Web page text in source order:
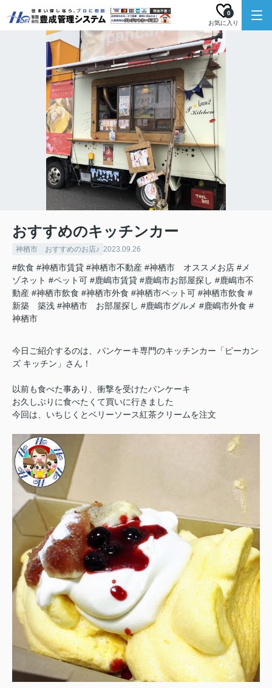
お気に入り
0
おすすめのキッチンカー
神栖市 おすすめのお店♪ 2023.09.26
#飲食 #神栖市賃貸 #神栖市不動産 #神栖市 オススメお店 #メ
ゾネット #ペット可 #鹿嶋市賃貸 #鹿嶋市お部屋探し #鹿嶋市不
動産 #神栖市飲食 #神栖市外食 #神栖市ペット可 #神栖市飲食 #
新築 築浅 #神栖市 お部屋探し #鹿嶋市グルメ #鹿嶋市外食 #
神栖市
今日ご紹介するのは、パンケーキ専門のキッチンカー「ピーカン
ズ キッチン」さん！
以前も食べた事あり、衝撃を受けたパンケーキ
お久しぶりに食べたくて買いに行きました
今回は、いちじくとベリーソース紅茶クリームを注文